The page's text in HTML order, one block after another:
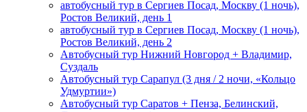
автобусный тур в Сергиев Посад, Москву (1 ночь),
Ростов Великий, день 1
автобусный тур в Сергиев Посад, Москву (1 ночь),
Ростов Великий, день 2
Автобусный тур Нижний Новгород + Владимир,
Суздаль
Автобусный тур Сарапул (3 дня / 2 ночи, «Кольцо
Удмуртии»)
Автобусный тур Саратов + Пенза, Белинский,